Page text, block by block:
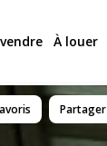
À louer
Partager